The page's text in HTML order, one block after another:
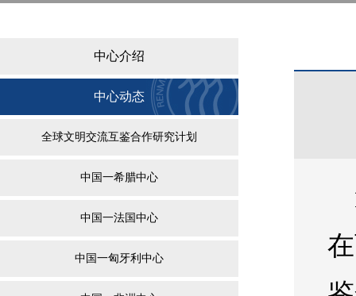
中心介绍
中心动态
全球文明交流互鉴合作研究计划
中国一希腊中心
中国一法国中心
中国一匈牙利中心